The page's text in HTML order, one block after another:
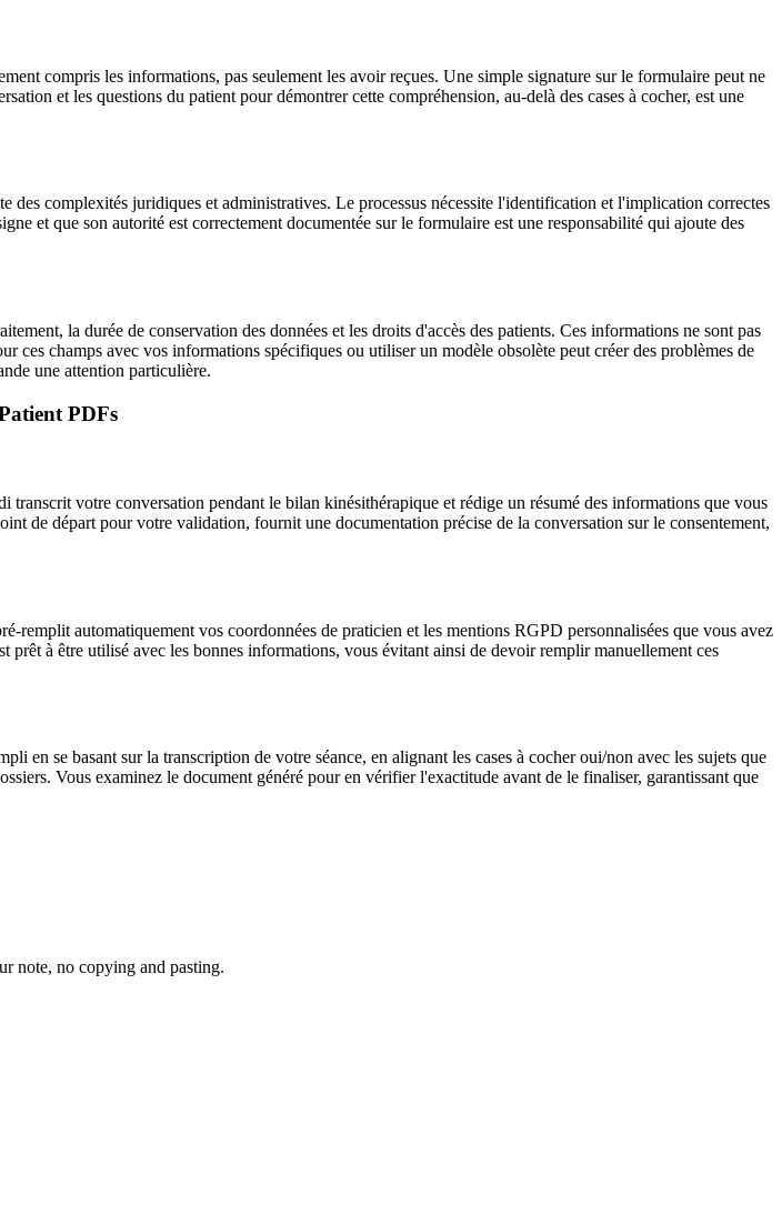
compris les informations, pas seulement les avoir reçues. Une simple signature sur le formulaire peut ne
et les questions du patient pour démontrer cette compréhension, au-delà des cases à cocher, est une
des complexités juridiques et administratives. Le processus nécessite l'identification et l'implication correctes
et que son autorité est correctement documentée sur le formulaire est une responsabilité qui ajoute des
la durée de conservation des données et les droits d'accès des patients. Ces informations ne sont pas
ces champs avec vos informations spécifiques ou utiliser un modèle obsolète peut créer des problèmes de
une attention particulière.
PDFs
votre conversation pendant le bilan kinésithérapique et rédige un résumé des informations que vous
de départ pour votre validation, fournit une documentation précise de la conversation sur le consentement,
automatiquement vos coordonnées de praticien et les mentions RGPD personnalisées que vous avez
à être utilisé avec les bonnes informations, vous évitant ainsi de devoir remplir manuellement ces
se basant sur la transcription de votre séance, en alignant les cases à cocher oui/non avec les sujets que
Vous examinez le document généré pour en vérifier l'exactitude avant de le finaliser, garantissant que
note, no copying and pasting.